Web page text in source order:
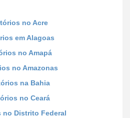
no Acre
em Alagoas
no Amapá
no Amazonas
na Bahia
no Ceará
no Distrito Federal